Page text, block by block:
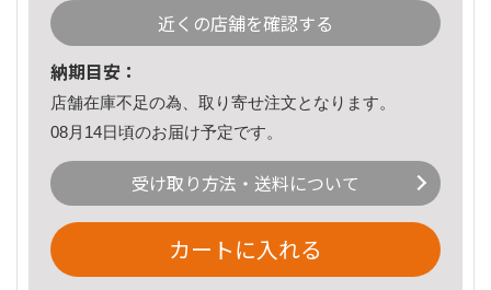
近くの店舗を確認する
納期目安：
店舗在庫不足の為、取り寄せ注文となります。
08月14日頃のお届け予定です。
受け取り方法・送料について
カートに入れる